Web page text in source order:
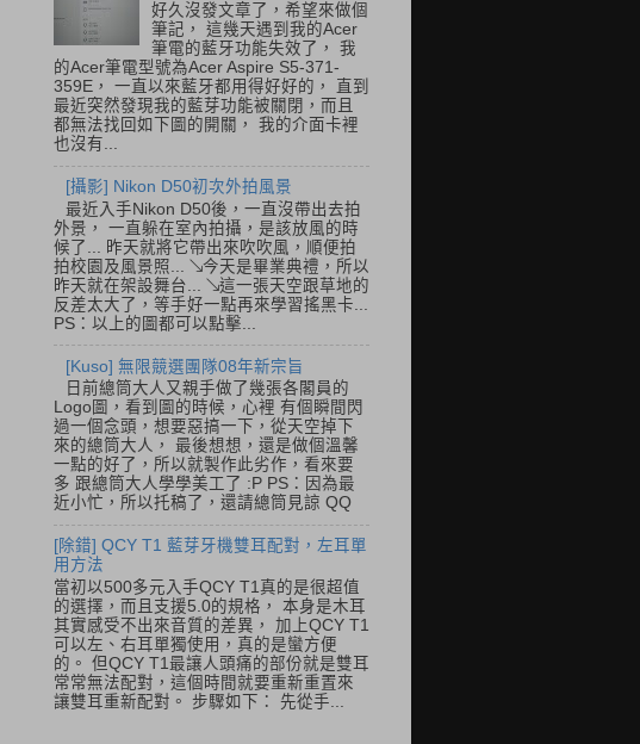
好久沒發文章了，希望來做個
筆記， 這幾天遇到我的Acer
筆電的藍牙功能失效了， 我
的Acer筆電型號為Acer Aspire S5-371-
359E， 一直以來藍牙都用得好好的， 直到
最近突然發現我的藍芽功能被關閉，而且
都無法找回如下圖的開關， 我的介面卡裡
也沒有...
[攝影] Nikon D50初次外拍風景
最近入手Nikon D50後，一直沒帶出去拍
外景， 一直躲在室內拍攝，是該放風的時
候了... 昨天就將它帶出來吹吹風，順便拍
拍校園及風景照... ↘今天是畢業典禮，所以
昨天就在架設舞台... ↘這一張天空跟草地的
反差太大了，等手好一點再來學習搖黑卡...
PS：以上的圖都可以點擊...
[Kuso] 無限競選團隊08年新宗旨
日前總筒大人又親手做了幾張各閣員的
Logo圖，看到圖的時候，心裡 有個瞬間閃
過一個念頭，想要惡搞一下，從天空掉下
來的總筒大人， 最後想想，還是做個溫馨
一點的好了，所以就製作此劣作，看來要
多 跟總筒大人學學美工了 :P PS：因為最
近小忙，所以托稿了，還請總筒見諒 QQ
[除錯] QCY T1 藍芽牙機雙耳配對，左耳單
用方法
當初以500多元入手QCY T1真的是很超值
的選擇，而且支援5.0的規格， 本身是木耳
其實感受不出來音質的差異， 加上QCY T1
可以左、右耳單獨使用，真的是蠻方便
的。 但QCY T1最讓人頭痛的部份就是雙耳
常常無法配對，這個時間就要重新重置來
讓雙耳重新配對。 步驟如下： 先從手...